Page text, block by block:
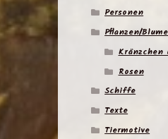
Personen
Pflanzen/
Kränzchen
Rosen
Schiffe
Texte
Tiermotive